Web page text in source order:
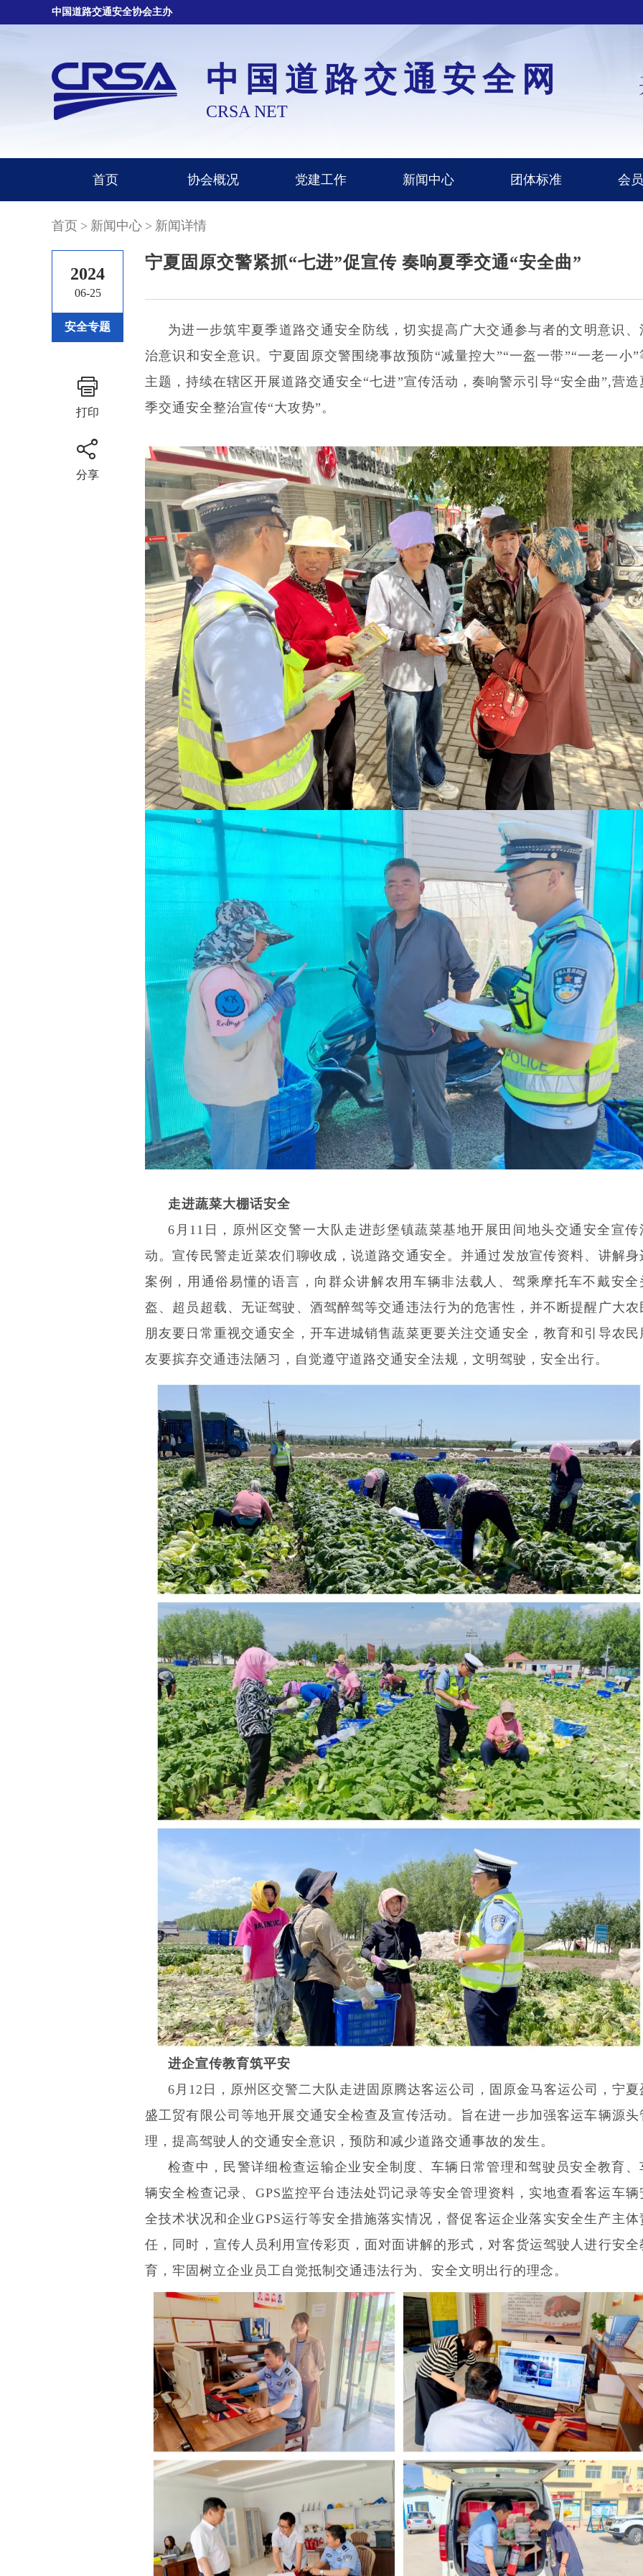
中国道路交通安全协会主办
中国道路交通安全网
CRSA NET
首页 协会概况 党建工作 新闻中心 团体标准 会
首页 > 新闻中心 > 新闻详情
2024
06-25
安全专题
打印
分享
宁夏固原交警紧抓“七进”促宣传 奏响夏季交通“安全曲”
为进一步筑牢夏季道路交通安全防线，切实提高广大交通参与者的文明意识、
治意识和安全意识。宁夏固原交警围绕事故预防“减量控大”“一盔一带”“一老一小”
主题，持续在辖区开展道路交通安全“七进”宣传活动，奏响警示引导“安全曲”,营造
季交通安全整治宣传“大攻势”。
走进蔬菜大棚话安全
6月11日，原州区交警一大队走进彭堡镇蔬菜基地开展田间地头交通安全宣传
动。宣传民警走近菜农们聊收成，说道路交通安全。并通过发放宣传资料、讲解身
案例，用通俗易懂的语言，向群众讲解农用车辆非法载人、驾乘摩托车不戴安全
盔、超员超载、无证驾驶、酒驾醉驾等交通违法行为的危害性，并不断提醒广大农
朋友要日常重视交通安全，开车进城销售蔬菜更要关注交通安全，教育和引导农民
友要摈弃交通违法陋习，自觉遵守道路交通安全法规，文明驾驶，安全出行。
进企宣传教育筑平安
6月12日，原州区交警二大队走进固原腾达客运公司，固原金马客运公司，宁夏
盛工贸有限公司等地开展交通安全检查及宣传活动。旨在进一步加强客运车辆源头
理，提高驾驶人的交通安全意识，预防和减少道路交通事故的发生。
检查中，民警详细检查运输企业安全制度、车辆日常管理和驾驶员安全教育、
辆安全检查记录、 GPS监控平台违法处罚记录等安全管理资料，实地查看客运车辆
全技术状况和企业GPS运行等安全措施落实情况，督促客运企业落实安全生产主体
任，同时，宣传人员利用宣传彩页，面对面讲解的形式，对客货运驾驶人进行安全
育， 牢固树立企业员工自觉抵制交通违法行为、安全文明出行的理念。